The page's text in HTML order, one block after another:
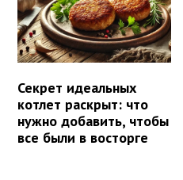
Секрет идеальных
котлет раскрыт: что
нужно добавить, чтобы
все были в восторге